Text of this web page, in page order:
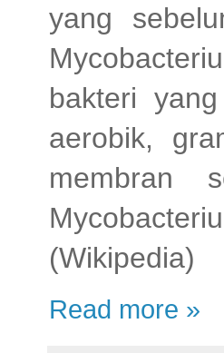
yang
bakteri
aerobik,
membran
(Wikipedia)
Read more »